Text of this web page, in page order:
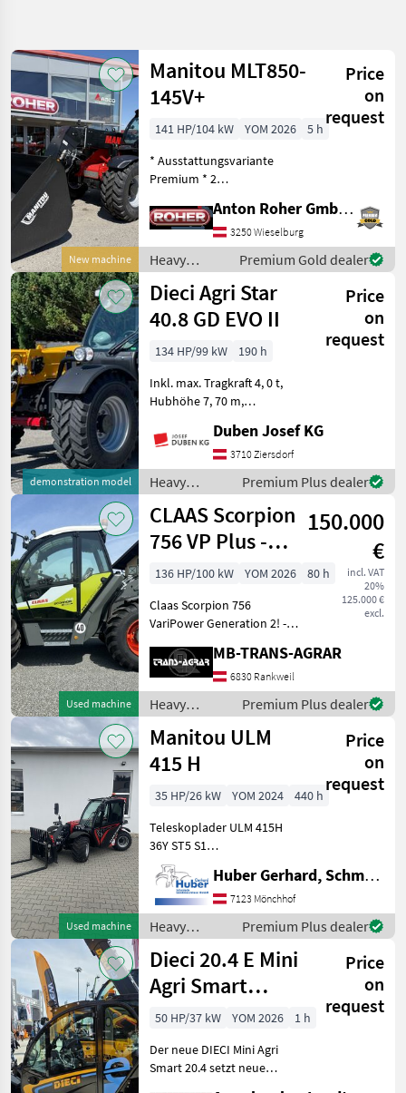
New machine
Manitou MLT850-
145V+
Price
on
request
141 HP/104 kW YOM 2026
5 h
* Ausstattungsvariante
Premium * 2
Schnellwechsler * hydr.
Geräteverriegelung * LED
Arbeitsscheinwerfer *
Klimaanlage mit Heizung *
Luftgefe
Anton Roher GmbH (ACA Center Roher)
3250 Wieselburg
Heavy
equipment/
construction
machines /
Manitou
Premium Gold dealer
demonstration model
Dieci Agri Star
40.8 GD EVO II
Price
on
request
134 HP/99 kW
190 h
Inkl. max. Tragkraft 4, 0 t,
Hubhöhe 7, 70 m,
4 in 1 mit Flow Sharing und
FNR-Umschaltung, hydr.
Schnellwechselsystem,
Luftfedersitz, 170-l-
Duben Josef KG
3710 Ziersdorf
Heavy
equipment/
construction
machines /
Dieci
Premium Plus dealer
Used machine
CLAAS Scorpion
756 VP Plus -
Gen2
150.000
€
incl. VAT
20%
125.000 €
excl.
136 HP/100 kW YOM 2026
80 h
Claas Scorpion 756
VariPower Generation 2! -
Aushubhöhe und 5.600 kg
Hubkraft Teleskoparm: -
Zweiteiliger, hydraulisch
ausfahrbarer Teleskop
MB-TRANS-AGRAR
6830 Rankweil
Heavy
equipment/
construction
machines /
Claas
Premium Plus dealer
Used machine
Manitou ULM
415 H
Price
on
request
35 HP/26 kW YOM 2024
440 h
Teleskoplader ULM 415H
36Y ST5 S1
SERIENAUSSTATTUNG
Fester Teleskopstapler: -
35.1 hp YANMAR Motor
Stufe V Hubhöhe: 4.30 m -
Maximale Tragfähigkeit:
1500
Huber Gerhard, Schmiede und Landmaschinen GmbH.
7123 Mönchhof
Heavy
equipment/
construction
machines /
Manitou
Premium Plus dealer
Dieci 20.4 E Mini
Agri Smart
ELEKTRO
Teleskoplader
TOP
Price
on
request
50 HP/37 kW YOM 2026
1 h
Der neue DIECI Mini Agri
Smart 20.4 setzt neue